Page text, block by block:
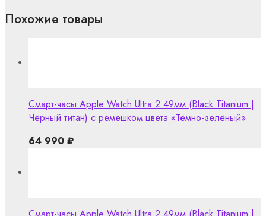
Похожие товары
Смарт-часы Apple Watch Ultra 2 49мм (Black Titanium |
Чёрный титан) с ремешком цвета «Тёмно-зелёный»
64 990 ₽